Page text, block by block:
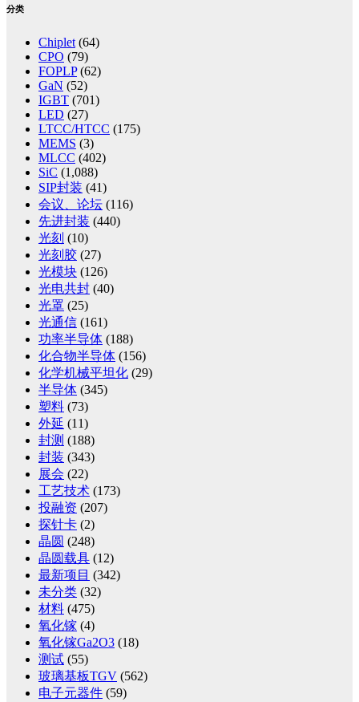
分类
Chiplet (64)
CPO (79)
FOPLP(62)
GaN (52)
IGBT (701)
LED (27)
LTCC/HTCC (175)
MEMS (3)
MLCC (402)
SiC (1,088)
SIP封装 (41)
会议、论坛 (116)
先进封装 (440)
光刻 (10)
光刻胶 (27)
光模块 (126)
光电共封 (40)
光罩 (25)
光通信 (161)
功率半导体 (188)
化合物半导体 (156)
化学机械平坦化 (29)
半导体 (345)
塑料 (73)
外延 (11)
封测 (188)
封装 (343)
展会 (22)
工艺技术 (173)
投融资 (207)
探针卡 (2)
晶圆 (248)
晶圆载具 (12)
最新项目 (342)
未分类 (32)
材料 (475)
氧化镓 (4)
氧化镓Ga2O3 (18)
测试 (55)
玻璃基板TGV (562)
电子元器件 (59)